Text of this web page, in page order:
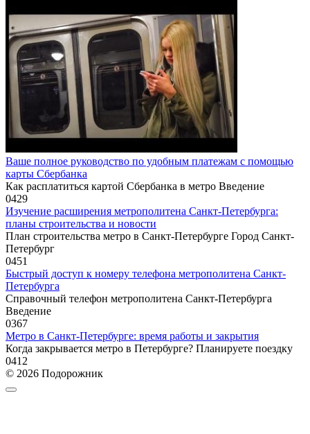
Ваше полное руководство по удобным платежам с помощью
карты Сбербанка
Как расплатиться картой Сбербанка в метро Введение
0429
Изучение расширения метрополитена Санкт-Петербурга:
планы строительства и новости
План строительства метро в Санкт-Петербурге Город Санкт-
Петербург
0451
Быстрый доступ к номеру телефона метрополитена Санкт-
Петербурга
Справочный телефон метрополитена Санкт-Петербурга
Введение
0367
Метро в Санкт-Петербурге: время работы и закрытия
Когда закрывается метро в Петербурге? Планируете поездку
0412
© 2026 Подорожник